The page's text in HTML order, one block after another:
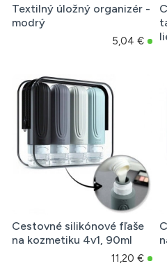
Textilný úložný organizér -
modrý
5,04 €
Cestovné silikónové fľaše
na kozmetiku 4v1, 90ml
11,20 €